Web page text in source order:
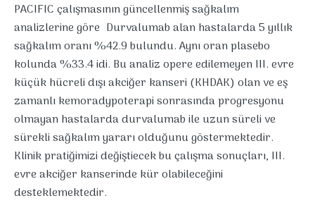
PACIFIC çalışmasının güncellenmiş sağkalım
analizlerine göre Durvalumab alan hastalarda 5 yıllık
sağkalım oranı %42.9 bulundu. Aynı oran plasebo
kolunda %33.4 idi. Bu analiz opere edilemeyen III. evre
küçük hücreli dışı akciğer kanseri (KHDAK) olan ve eş
zamanlı kemoradypoterapi sonrasında progresyonu
olmayan hastalarda durvalumab ile uzun süreli ve
sürekli sağkalım yararı olduğunu göstermektedir.
Klinik pratiğimizi değiştiecek bu çalışma sonuçları, III.
evre akciğer kanserinde kür olabileceğini
desteklemektedir.